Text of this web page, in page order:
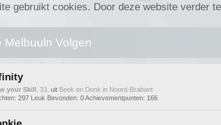
gebruikt cookies. Door deze website verder
Melbuuln Volgen
your Skill , 33,uit Beek en Donk in Noord-Brabant
297 Leuk Bevonden: 0Achievementpunten: 166